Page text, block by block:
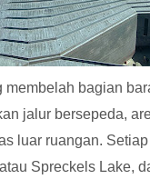
bagian
jalur bersepeda,
luar ruangan.
Spreckels Lake,